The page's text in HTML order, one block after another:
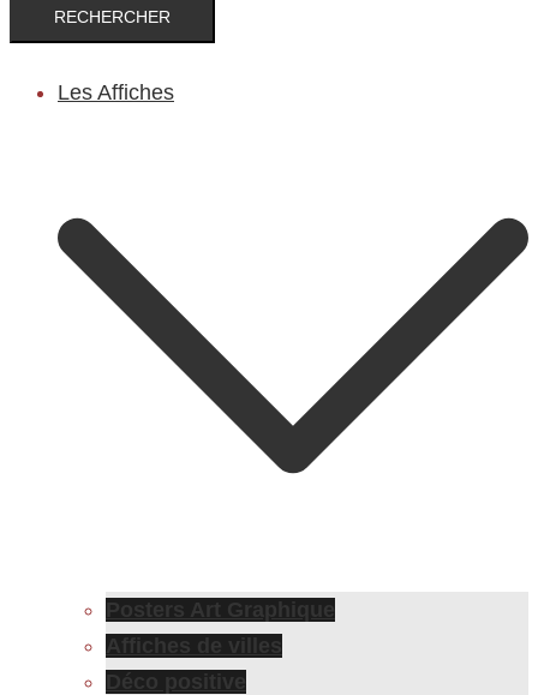
Les Affiches
Posters Art Graphique
Affiches de villes
Déco positive